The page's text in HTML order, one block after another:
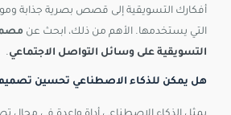
أفكارك التسويقية إلى قصص بصرية جذابة
التي يستخدمها. الأهم من ذلك، ابحث عن
التسويقية على وسائل التواصل الاجتماعي.
هل يمكن للذكاء الاصطناعي تحسين